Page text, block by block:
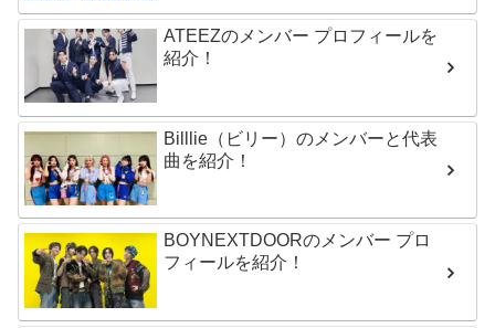
ATEEZのメンバー プロフィールを
紹介！
Billlie（ビリー）のメンバーと代表
曲を紹介！
BOYNEXTDOORのメンバー プロ
フィールを紹介！